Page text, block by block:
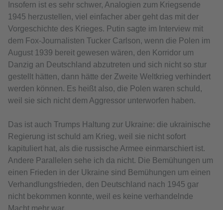
Insofern ist es sehr schwer, Analogien zum Kriegsende
1945 herzustellen, viel einfacher aber geht das mit der
Vorgeschichte des Krieges. Putin sagte im Interview mit
dem Fox-Journalisten Tucker Carlson, wenn die Polen im
August 1939 bereit gewesen wären, den Korridor um
Danzig an Deutschland abzutreten und sich nicht so stur
gestellt hätten, dann hätte der Zweite Weltkrieg verhindert
werden können. Es heißt also, die Polen waren schuld,
weil sie sich nicht dem Aggressor unterworfen haben.
Das ist auch Trumps Haltung zur Ukraine: die ukrainische
Regierung ist schuld am Krieg, weil sie nicht sofort
kapituliert hat, als die russische Armee einmarschiert ist.
Andere Parallelen sehe ich da nicht. Die Bemühungen um
einen Frieden in der Ukraine sind Bemühungen um einen
Verhandlungsfrieden, den Deutschland nach 1945 gar
nicht bekommen konnte, weil es keine verhandelnde
Macht mehr war.